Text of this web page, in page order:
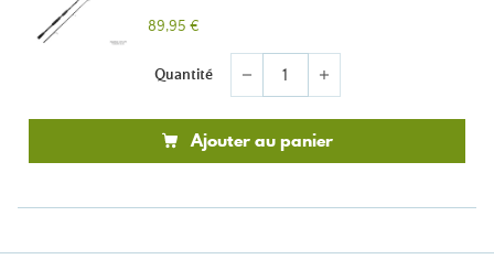
89,95 €
Quantité remove add
Ajouter au panier